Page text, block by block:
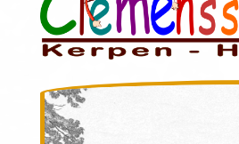
Sozialpädagogin
Schulsozialarbeiterin
Sekretariat